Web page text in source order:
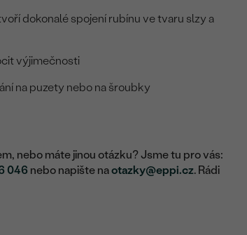
dokonalé spojení rubínu ve tvaru slzy a
výjimečnosti
na puzety nebo na šroubky
nebo máte jinou otázku? Jsme tu pro vás:
046 nebo napište naotazky@eppi.cz. Rádi